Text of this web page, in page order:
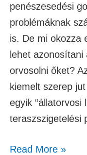
penészesedési
problémáknak
is. De mi okozza
lehet azonosítani
orvosolni őket?
kiemelt szerep
egyik “állatorvosi
teraszszigetelési
Read More »